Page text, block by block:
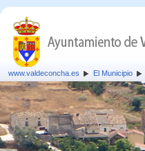
www.valdeconcha.es El Municipio